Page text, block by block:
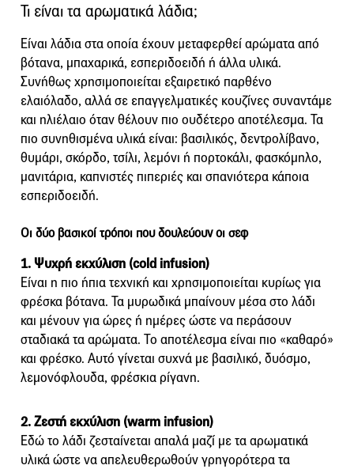
Τι είναι τα αρωματικά λάδια;
Είναι λάδια στα οποία έχουν μεταφερθεί αρώματα από
βότανα, μπαχαρικά, εσπεριδοειδή ή άλλα υλικά.
Συνήθως χρησιμοποιείται εξαιρετικό παρθένο
ελαιόλαδο, αλλά σε επαγγελματικές κουζίνες συναντάμε
και ηλιέλαιο όταν θέλουν πιο ουδέτερο αποτέλεσμα. Τα
πιο συνηθισμένα υλικά είναι: βασιλικός, δεντρολίβανο,
θυμάρι, σκόρδο, τσίλι, λεμόνι ή πορτοκάλι, φασκόμηλο,
μανιτάρια, καπνιστές πιπεριές και σπανιότερα κάποια
εσπεριδοειδή.
Οι δύο βασικοί τρόποι που δουλεύουν οι σεφ
1. Ψυχρή εκχύλιση (cold infusion)
Είναι η πιο ήπια τεχνική και χρησιμοποιείται κυρίως για
φρέσκα βότανα. Τα μυρωδικά μπαίνουν μέσα στο λάδι
και μένουν για ώρες ή ημέρες ώστε να περάσουν
σταδιακά τα αρώματα. Το αποτέλεσμα είναι πιο «καθαρό»
και φρέσκο. Αυτό γίνεται συχνά με βασιλικό, δυόσμο,
λεμονόφλουδα, φρέσκια ρίγανη.
2. Ζεστή εκχύλιση (warm infusion)
Εδώ το λάδι ζεσταίνεται απαλά μαζί με τα αρωματικά
υλικά ώστε να απελευθερωθούν γρηγορότερα τα